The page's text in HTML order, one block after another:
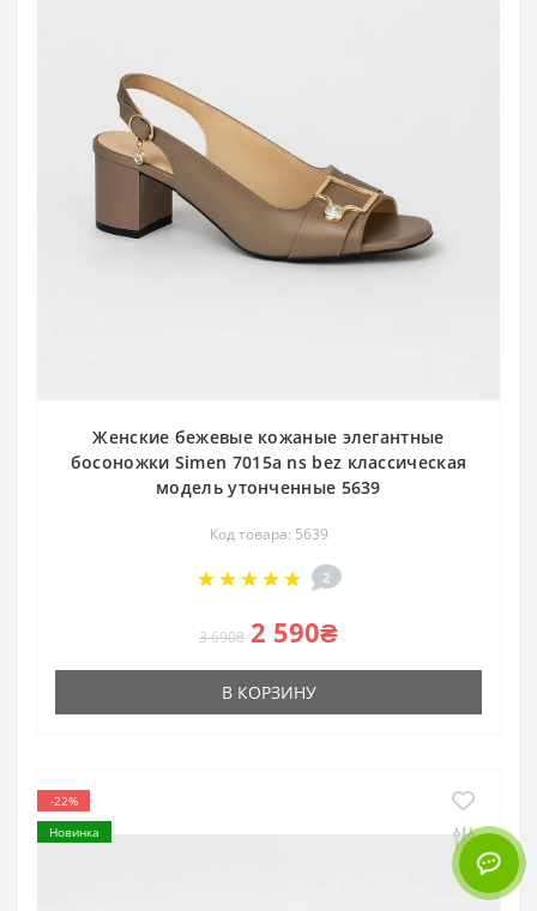
Женские бежевые кожаные элегантные
босоножки Simen 7015a ns bez классическая
модель утонченные 5639
Код товара: 5639
2
3 690₴ 2 590₴
В КОРЗИНУ
-22%
Новинка